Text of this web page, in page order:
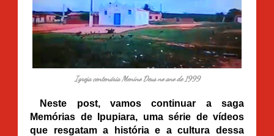
Igreja centenária Menino Deus no ano de 1999
Neste post, vamos continuar a saga
Memórias de Ipupiara, uma série de vídeos
que resgatam a história e a cultura dessa